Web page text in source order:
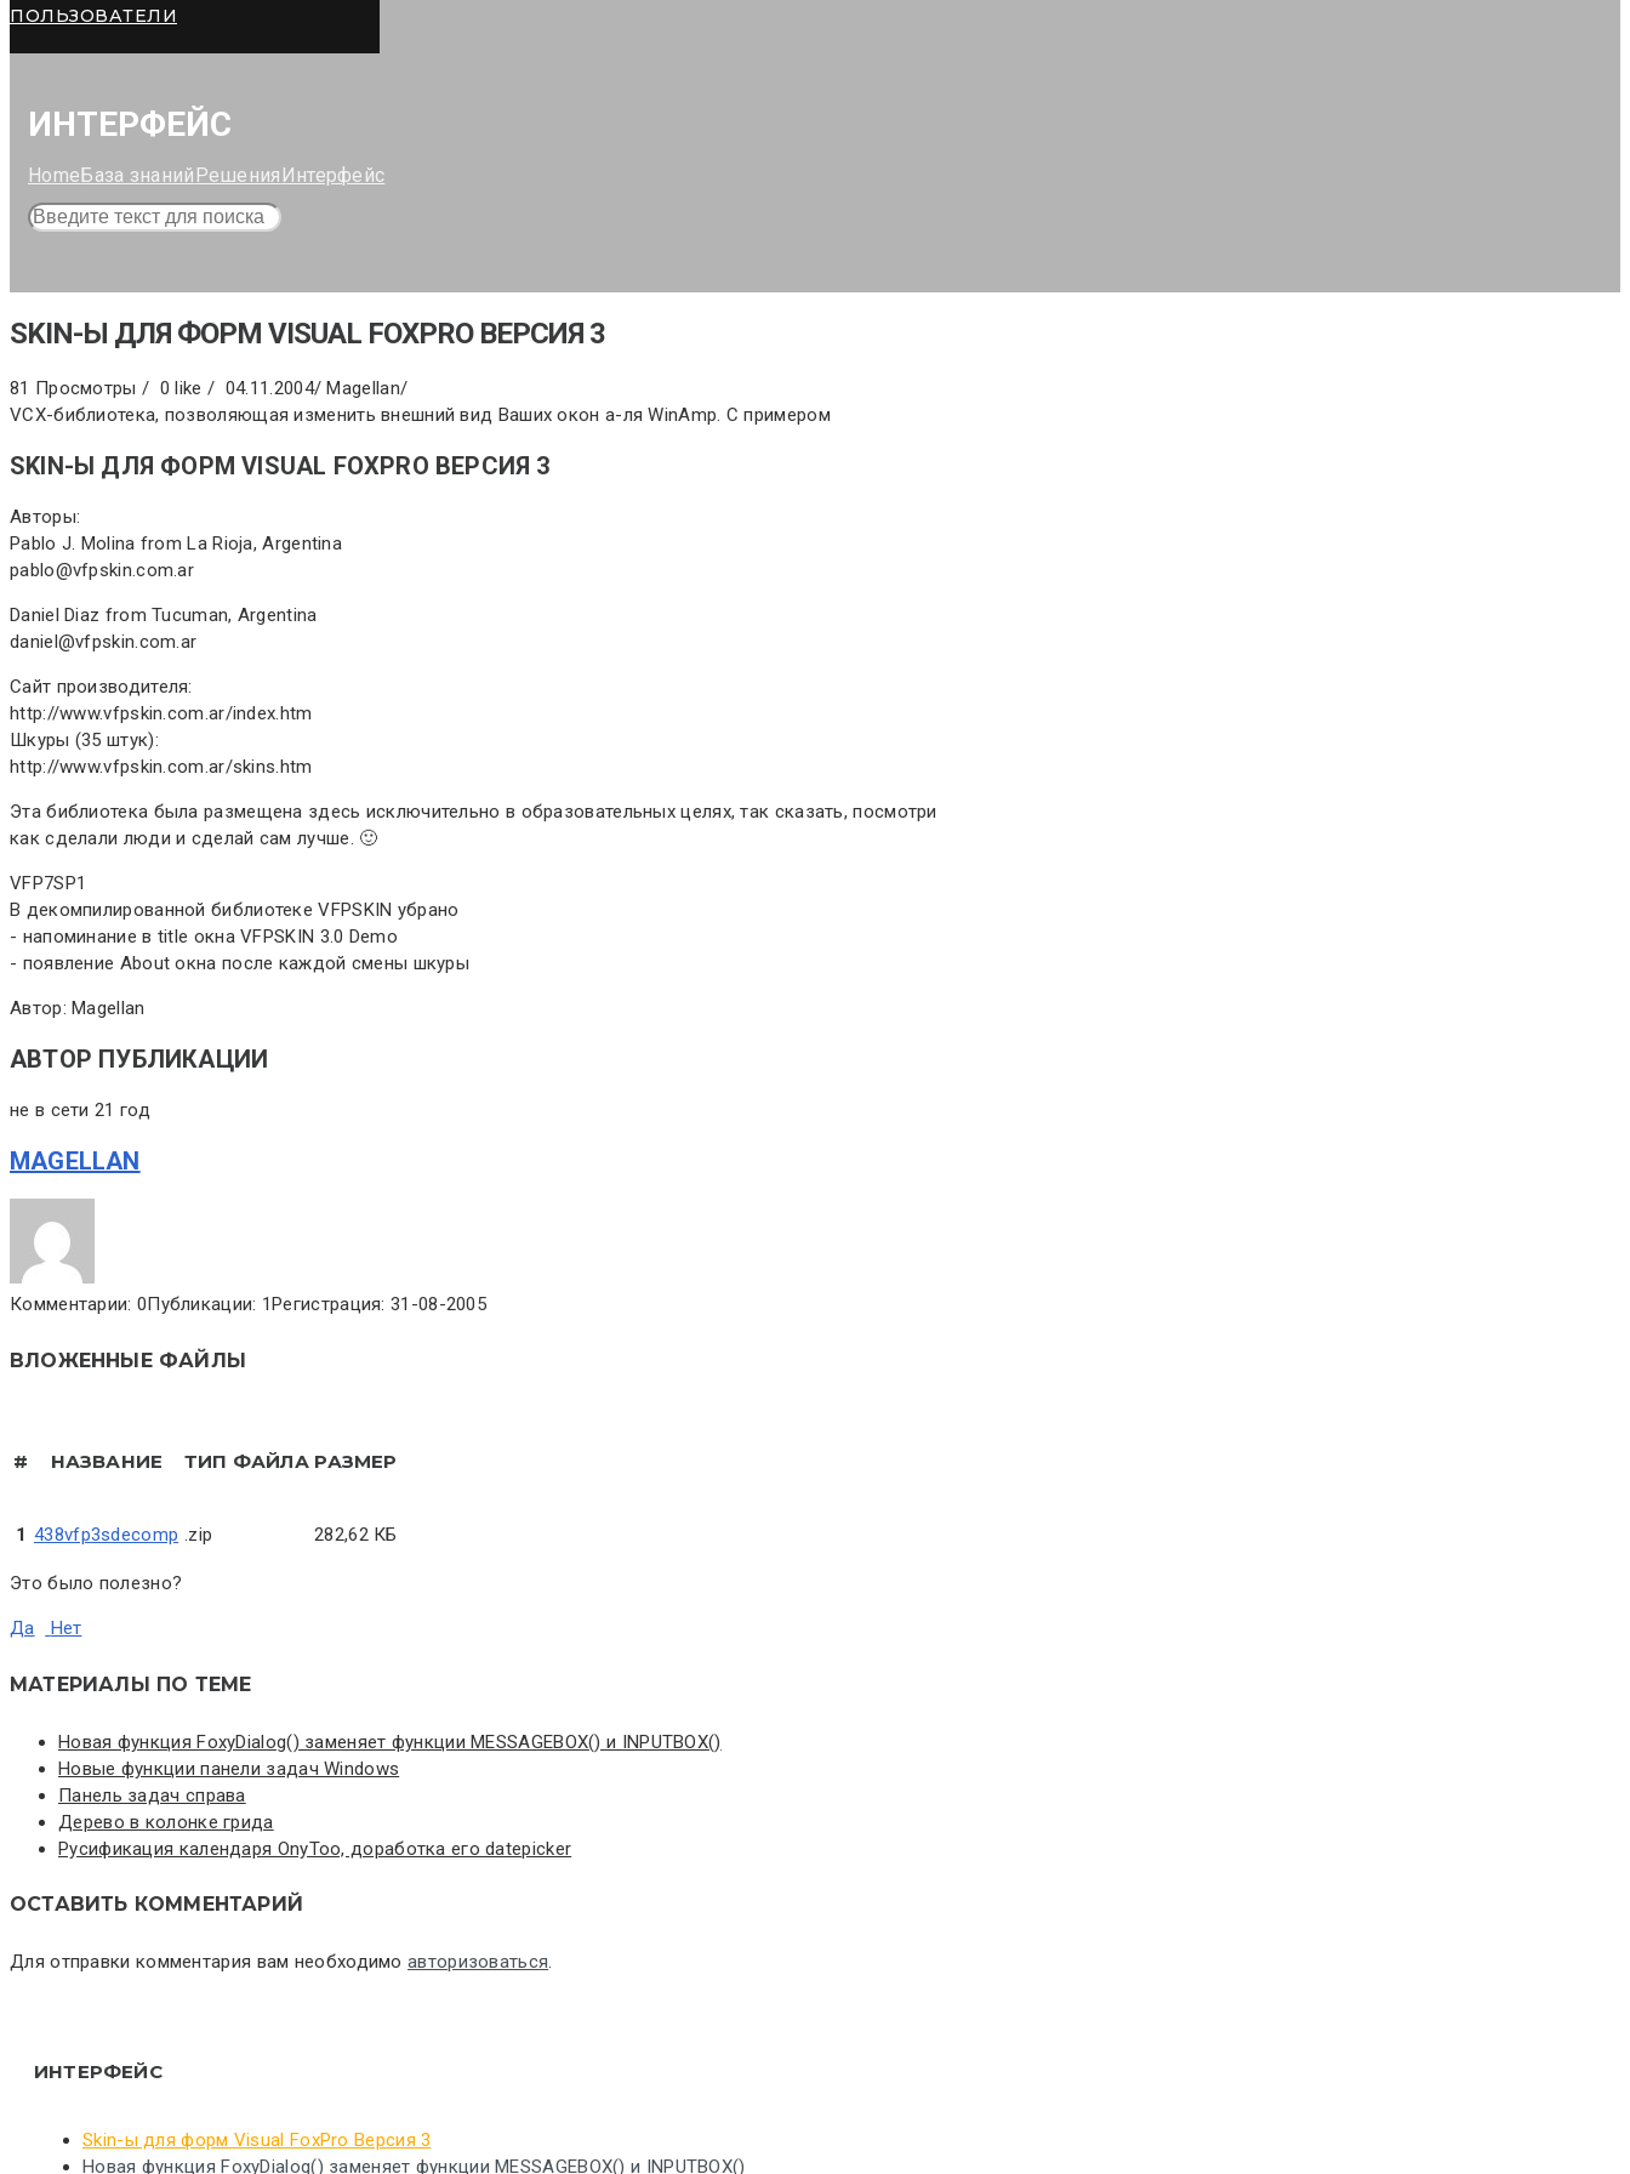
ПОЛЬЗОВАТЕЛИ
ИНТЕРФЕЙС
HomeБаза знаний Решения Интерфейс
SKIN-Ы ДЛЯ ФОРМ VISUAL FOXPRO ВЕРСИЯ 3
81 Просмотры / 0 like / 04.11.2004/ Magellan/
VCX-библиотека, позволяющая изменить внешний вид Ваших окон а-ля WinAmp. С примером
SKIN-Ы ДЛЯ ФОРМ VISUAL FOXPRO ВЕРСИЯ 3
Авторы:
Pablo J. Molina from La Rioja, Argentina
pablo@vfpskin.com.ar
Daniel Diaz from Tucuman, Argentina
daniel@vfpskin.com.ar
Cайт производителя:
http://www.vfpskin.com.ar/index.htm
Шкуры (35 штук):
http://www.vfpskin.com.ar/skins.htm
Эта библиотека была размещена здесь исключительно в образовательных целях, так сказать, посмотри
как сделали люди и сделай сам лучше. 🙂
VFP7SP1
В декомпилированной библиотеке VFPSKIN убрано
- напоминание в title окна VFPSKIN 3.0 Demo
- появление About окна после каждой смены шкуры
Автор: Magellan
АВТОР ПУБЛИКАЦИИ
не в сети 21 год
MAGELLAN
Комментарии: 0Публикации: 1Регистрация: 31-08-2005
ВЛОЖЕННЫЕ ФАЙЛЫ
# НАЗВАНИЕ ТИП ФАЙЛА РАЗМЕР
1 438vfp3sdecomp .zip 282,62 КБ
Это было полезно?
Да Нет
МАТЕРИАЛЫ ПО ТЕМЕ
Новая функция FoxyDialog() заменяет функции MESSAGEBOX() и INPUTBOX()
Новые функции панели задач Windows
Панель задач справа
Дерево в колонке грида
Русификация календаря OnyToo, доработка его datepicker
ОСТАВИТЬ КОММЕНТАРИЙ
Для отправки комментария вам необходимоавторизоваться.
ИНТЕРФЕЙС
Skin-ы для форм Visual FoxPro Версия 3
Новая функция FoxyDialog() заменяет функции MESSAGEBOX() и INPUTBOX()